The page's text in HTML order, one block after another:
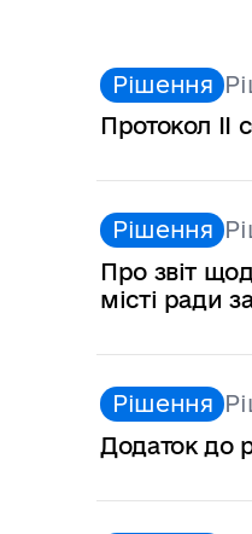
Рішення
Протокол ІІ
Рішення
Про звіт
місті ради
Рішення
Додаток до